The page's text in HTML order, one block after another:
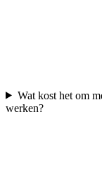
Wat kost het om
werken?